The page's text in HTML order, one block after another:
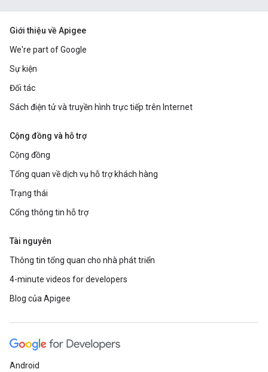
Giới thiệu về Apigee
We're part of Google
Sự kiện
Đối tác
Sách điện tử và truyền hình trực tiếp trên Internet
Cộng đồng và hỗ trợ
Cộng đồng
Tổng quan về dịch vụ hỗ trợ khách hàng
Trạng thái
Cổng thông tin hỗ trợ
Tài nguyên
Thông tin tổng quan cho nhà phát triển
4-minute videos for developers
Blog của Apigee
Android